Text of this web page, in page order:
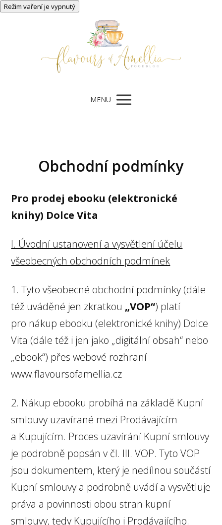
MENU
Obchodní podmínky
Pro prodej ebooku (elektronické
knihy) Dolce Vita
I. Úvodní ustanovení a vysvětlení účelu
všeobecných obchodních podmínek
1. Tyto všeobecné obchodní podmínky (dále
též uváděné jen zkratkou „VOP“) platí
pro nákup ebooku (elektronické knihy) Dolce
Vita (dále též i jen jako „digitální obsah“ nebo
„ebook“) přes webové rozhraní
www.flavoursofamellia.cz
2. Nákup ebooku probíhá na základě Kupní
smlouvy uzavírané mezi Prodávajícím
a Kupujícím. Proces uzavírání Kupní smlouvy
je podrobně popsán v čl. III. VOP. Tyto VOP
jsou dokumentem, který je nedílnou součástí
Kupní smlouvy a podrobně uvádí a vysvětluje
práva a povinnosti obou stran kupní
smlouvy, tedy Kupujícího i Prodávajícího.